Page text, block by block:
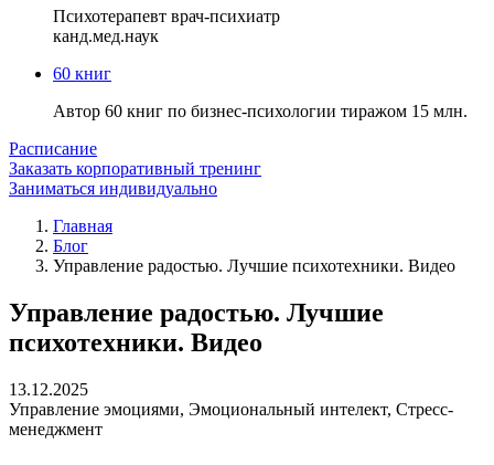
Психотерапевт врач-психиатр
канд.мед.наук
60 книг
Автор 60 книг по бизнес-психологии тиражом 15 млн.
Расписание
Заказать корпоративный тренинг
Заниматься индивидуально
Главная
Блог
Управление радостью. Лучшие психотехники. Видео
Управление радостью. Лучшие
психотехники. Видео
13.12.2025
Управление эмоциями, Эмоциональный интелект, Стресс-
менеджмент